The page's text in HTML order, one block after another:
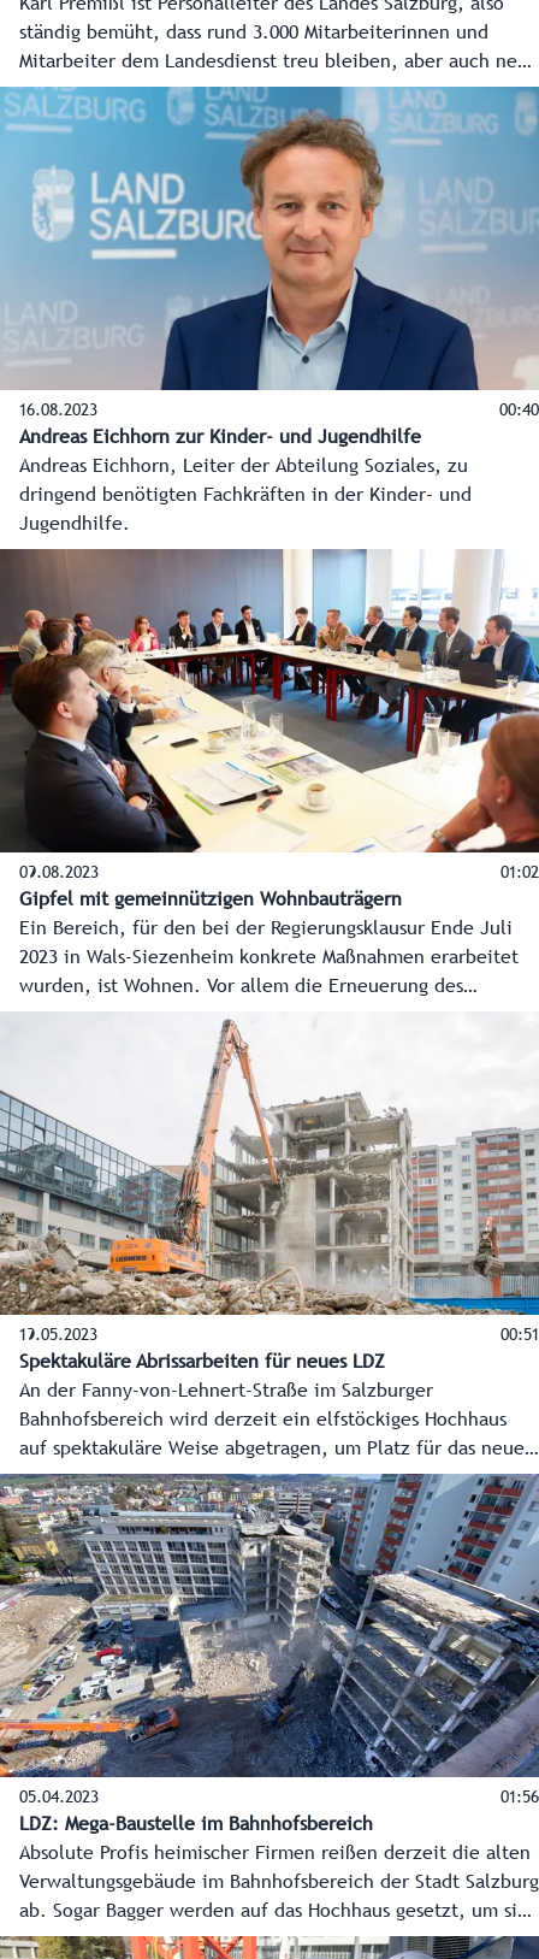
Karl Premißl ist Personalleiter des Landes Salzburg, also
ständig bemüht, dass rund 3.000 Mitarbeiterinnen und
Mitarbeiter dem Landesdienst treu bleiben, aber auch neue
und gute Köpfe dazukommen. Die Konkurrenz ist stark,
doch der Landesdienst bietet ein "stimmiges Gesamtpaket"
auch für Leute aus der Privatwirtschaft. Davon ist Premißl
überzeugt.
16.08.2023 00:40
Andreas Eichhorn zur Kinder- und Jugendhilfe
Andreas Eichhorn, Leiter der Abteilung Soziales, zu
dringend benötigten Fachkräften in der Kinder- und
Jugendhilfe.
09.08.2023 01:02
Gipfel mit gemeinnützigen Wohnbauträgern
Ein Bereich, für den bei der Regierungsklausur Ende Juli
2023 in Wals-Siezenheim konkrete Maßnahmen erarbeitet
wurden, ist Wohnen. Vor allem die Erneuerung des
Wohnbaugesetzes und eine „Allianz für leistbaren
Wohnbau“ wurden als wichtige Maßnahmen definiert. In
diesem Sinne hat Landesrat Martin Zauner die Träger des
gemeinnützigen Wohnbaus in Salzburg am 9. August 2023
zu einem Gipfel eingeladen.
19.05.2023 00:51
Spektakuläre Abrissarbeiten für neues LDZ
An der Fanny-von-Lehnert-Straße im Salzburger
Bahnhofsbereich wird derzeit ein elfstöckiges Hochhaus
auf spektakuläre Weise abgetragen, um Platz für das neue
Landesdienstleistungszentrum zu schaffen. Dafür wurden
auch eigens zwei rund fünf Tonnen schwere Bagger von
einem Spezialkran auf das oberste Geschoß gehoben.
05.04.2023 01:56
LDZ: Mega-Baustelle im Bahnhofsbereich
Absolute Profis heimischer Firmen reißen derzeit die alten
Verwaltungsgebäude im Bahnhofsbereich der Stadt Salzburg
ab. Sogar Bagger werden auf das Hochhaus gesetzt, um sich
von oben nach unten zu arbeiten. Im Herbst soll alles weg